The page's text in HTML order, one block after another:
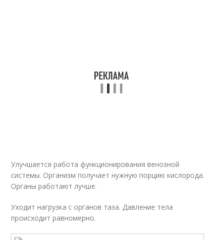
Улучшается работа функционирования венозной
системы. Организм получает нужную порцию кислорода.
Органы работают лучше.
Уходит нагрузка с органов таза. Давление тела
происходит равномерно.